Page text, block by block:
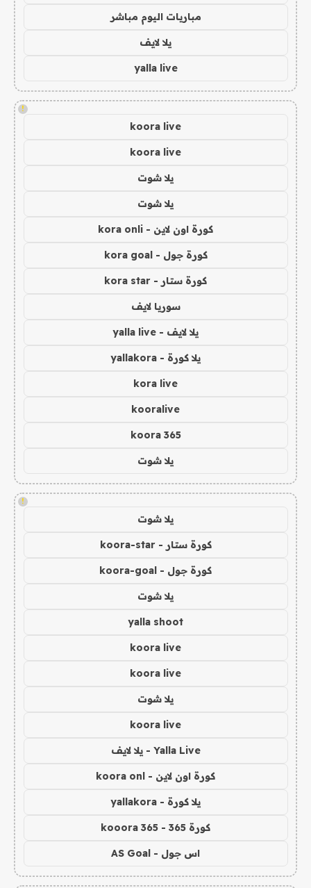
مباريات اليوم مباشر
يلا لايف
yalla live
!
koora live
koora live
يلا شوت
يلا شوت
كورة اون لاين - kora onli
كورة جول - kora goal
كورة ستار - kora star
سوريا لايف
يلا لايف - yalla live
يلا كورة - yallakora
kora live
kooralive
koora 365
يلا شوت
!
يلا شوت
كورة ستار - koora-star
كورة جول - koora-goal
يلا شوت
yalla shoot
koora live
koora live
يلا شوت
koora live
Yalla Live - يلا لايف
كورة اون لاين - koora onl
يلا كورة - yallakora
كورة 365 - kooora 365
اس جول - AS Goal